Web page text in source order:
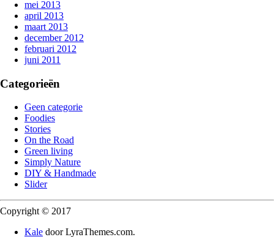
mei 2013
april 2013
maart 2013
december 2012
februari 2012
juni 2011
Categorieën
Geen categorie
Foodies
Stories
On the Road
Green living
Simply Nature
DIY & Handmade
Slider
Copyright © 2017
Kale door LyraThemes.com.